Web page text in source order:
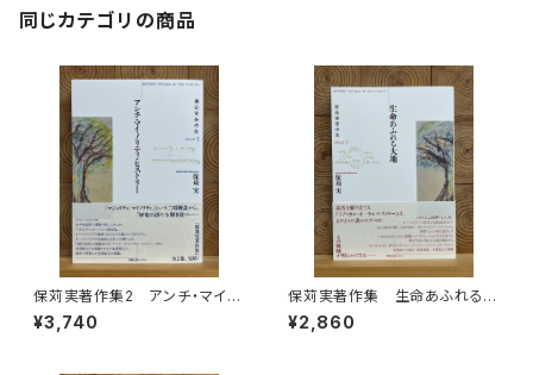
同じカテゴリの商品
保苅実著作集2 アンチ・マイノ
リティ・ヒストリー
¥3,740
保苅実著作集 生命あふれる大
地
¥2,860